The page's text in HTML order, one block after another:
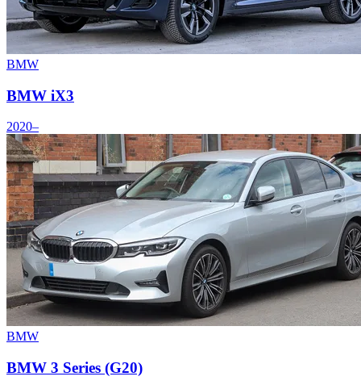
BMW
BMW iX3
2020–
BMW
BMW 3 Series (G20)